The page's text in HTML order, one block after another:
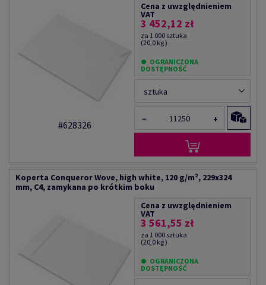
#628326
Cena z uwzględnieniem
VAT
3 452,12 zł
za 1 000 sztuka
(20,0 kg )
OGRANICZONA
DOSTĘPNOŚĆ
sztuka
− +
Koperta Conqueror Wove, high white, 120 g/m², 229x324
mm, C4, zamykana po krótkim boku
Cena z uwzględnieniem
VAT
3 561,55 zł
za 1 000 sztuka
(20,0 kg )
OGRANICZONA
DOSTĘPNOŚĆ